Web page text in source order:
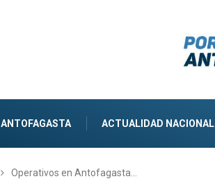
ANTOFAGASTA ACTUALIDAD NACIONAL
Operativos en Antofagasta…